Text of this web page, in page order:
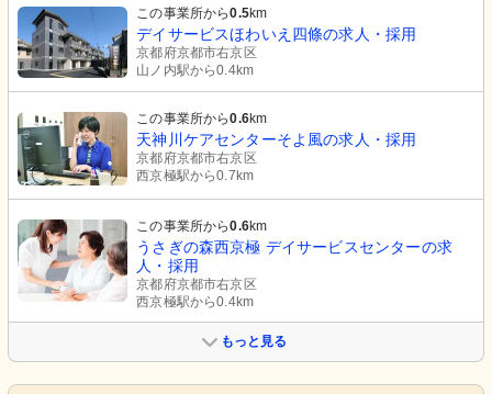
この事業所から0.5km
デイサービスほわいえ四條の求人・採用
京都府京都市右京区
山ノ内駅から0.4km
この事業所から0.6km
天神川ケアセンターそよ風の求人・採用
京都府京都市右京区
西京極駅から0.7km
この事業所から0.6km
うさぎの森西京極 デイサービスセンターの求
人・採用
京都府京都市右京区
西京極駅から0.4km
もっと見る